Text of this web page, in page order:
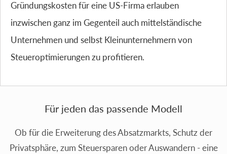
Gründungskosten für eine US-Firma erlauben
inzwischen ganz im Gegenteil auch mittelständische
Unternehmen und selbst Kleinunternehmern von
Steueroptimierungen zu profitieren.
Für jeden das passende Modell
Ob für die Erweiterung des Absatzmarkts, Schutz der
Privatsphäre, zum Steuersparen oder Auswandern - eine